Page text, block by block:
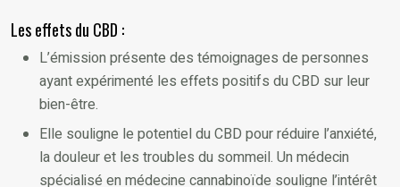
Les effets du CBD :
L’émission présente des témoignages de personnes
ayant expérimenté les effets positifs du CBD sur leur
bien-être.
Elle souligne le potentiel du CBD pour réduire l’anxiété,
la douleur et les troubles du sommeil. Un médecin
spécialisé en médecine cannabinoïde souligne l’intérêt